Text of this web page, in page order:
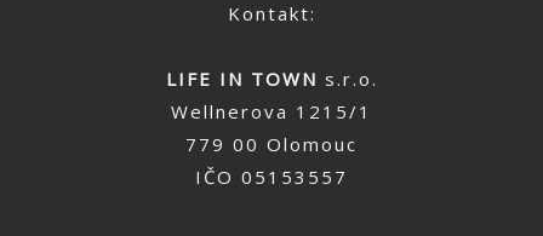
Kontakt:
LIFE IN TOWN s.r.o.
Wellnerova 1215/1
779 00 Olomouc
IČO 05153557